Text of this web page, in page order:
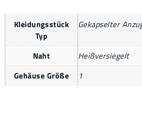
Kleidungsstück
Typ
Gekapselter
Naht
Heißversiegelt
Gehäuse Größe
1